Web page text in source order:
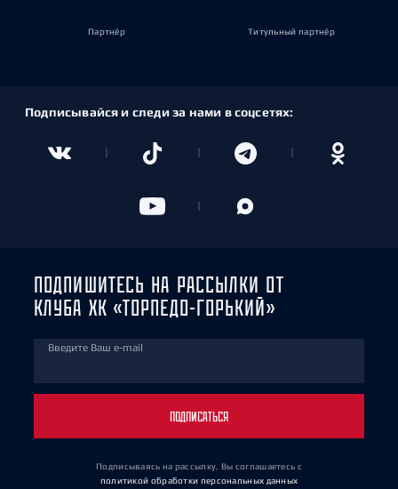
Партнёр Титульный партнёр
Подписывайся и следи за нами в соцсетях:
ПОДПИШИТЕСЬ НА РАССЫЛКИ ОТ
КЛУБА ХК «ТОРПЕДО-ГОРЬКИЙ»
Введите Ваш e-mail
ПОДПИСАТЬСЯ
Подписываясь на рассылку, Вы соглашаетесь с
политикой обработки персональных данных